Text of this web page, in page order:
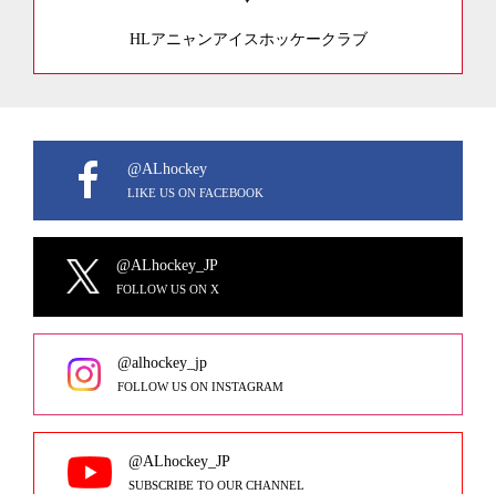
HLアニャンアイスホッケークラブ
@ALhockey
LIKE US ON FACEBOOK
@ALhockey_JP
FOLLOW US ON X
@alhockey_jp
FOLLOW US ON INSTAGRAM
@ALhockey_JP
SUBSCRIBE TO OUR CHANNEL